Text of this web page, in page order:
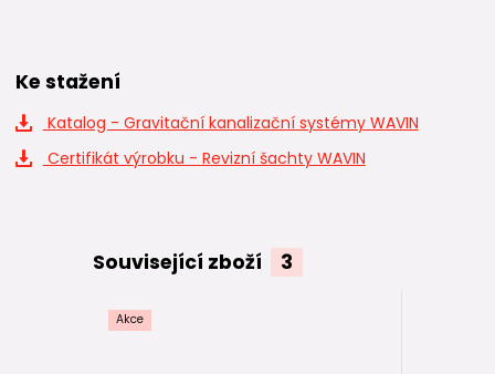
Ke stažení
Katalog - Gravitační kanalizační systémy WAVIN
Certifikát výrobku - Revizní šachty WAVIN
Související zboží 3
Akce